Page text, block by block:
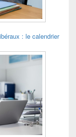
: le calendrier